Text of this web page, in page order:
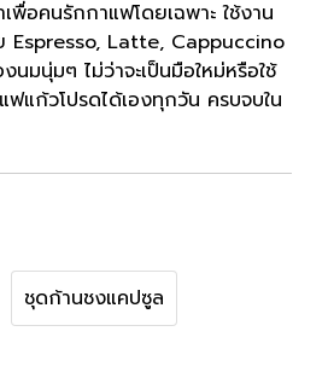
อคนรักกาแฟโดยเฉพาะ ใช้งาน
Espresso, Latte, Cappuccino
นมนุ่มๆ ไม่ว่าจะเป็นมือใหม่หรือใช้
แก้วโปรดได้เองทุกวัน ครบจบใน
ชุดก้านชงแคปซูล